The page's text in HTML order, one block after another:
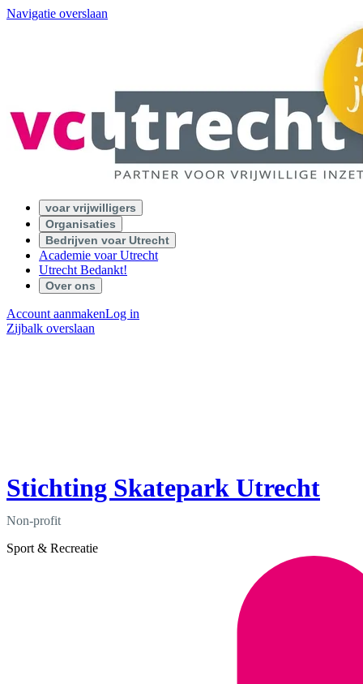
Navigatie overslaan
voar vrijwilligers
Organisaties
Bedrijven voar Utrecht
Academie voar Utrecht
Utrecht Bedankt!
Over ons
Account aanmakenLog in
Zijbalk overslaan
Stichting Skatepark Utrecht
Non-profit
Sport & Recreatie